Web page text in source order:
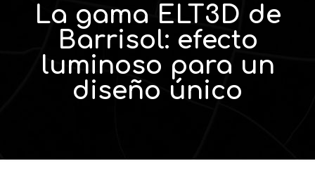
La gama ELT3D de
Barrisol: efecto
luminoso para un
diseño único